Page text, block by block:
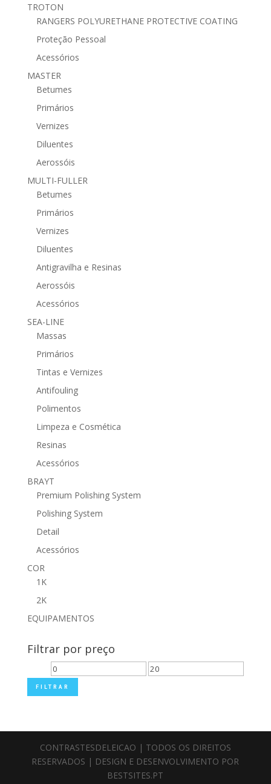
TROTON
RANGERS POLYURETHANE PROTECTIVE COATING
Proteção Pessoal
Acessórios
MASTER
Betumes
Primários
Vernizes
Diluentes
Aerossóis
MULTI-FULLER
Betumes
Primários
Vernizes
Diluentes
Antigravilha e Resinas
Aerossóis
Acessórios
SEA-LINE
Massas
Primários
Tintas e Vernizes
Antifouling
Polimentos
Limpeza e Cosmética
Resinas
Acessórios
BRAYT
Premium Polishing System
Polishing System
Detail
Acessórios
COR
1K
2K
EQUIPAMENTOS
Filtrar por preço
Preço
mínimo
Preço
FILTRAR
CONTRASTESDELEICAO | TODOS OS DIREITOS
RESERVADOS | DESIGN E DESENVOLVIMENTO POR
BESTSITES.PT